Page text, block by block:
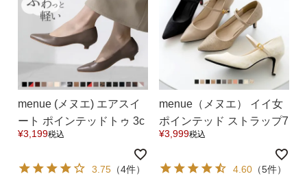
menue (メヌエ) エアスイ
ート ポインテッドトゥ 3c
mヒールパンプス 送料無
¥3,199税込
3.75（4件）
menue（メヌエ） イイ女
ポインテッド ストラップ7
cmヒールパンプス 送料無
¥3,999税込
4.60 （5件）